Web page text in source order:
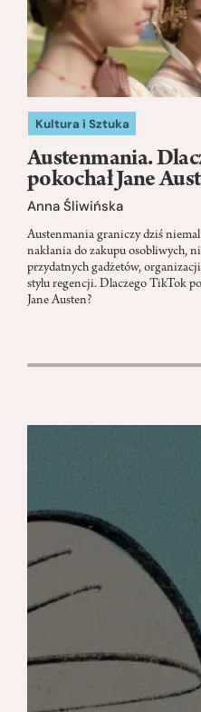
Kultura i Sztuka
Austenmania.
pokochał Jane
Anna Śliwińska
Austenmania graniczy dziś
nakłania do zakupu osobliwych,
przydatnych gadżetów,
stylu regencji. Dlaczego TikTok
Jane Austen?